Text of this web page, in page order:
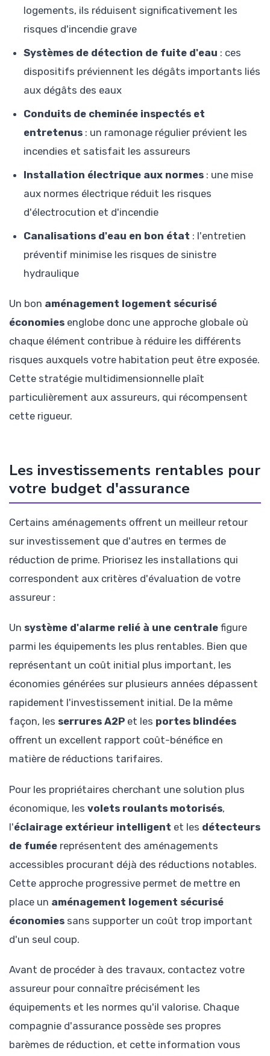
logements, ils réduisent significativement les
risques d'incendie grave
Systèmes de détection de fuite d'eau : ces
dispositifs préviennent les dégâts importants liés
aux dégâts des eaux
Conduits de cheminée inspectés et
entretenus : un ramonage régulier prévient les
incendies et satisfait les assureurs
Installation électrique aux normes : une mise
aux normes électrique réduit les risques
d'électrocution et d'incendie
Canalisations d'eau en bon état : l'entretien
préventif minimise les risques de sinistre
hydraulique
Un bon aménagement logement sécurisé
économies englobe donc une approche globale où
chaque élément contribue à réduire les différents
risques auxquels votre habitation peut être exposée.
Cette stratégie multidimensionnelle plaît
particulièrement aux assureurs, qui récompensent
cette rigueur.
Les investissements rentables pour
votre budget d'assurance
Certains aménagements offrent un meilleur retour
sur investissement que d'autres en termes de
réduction de prime. Priorisez les installations qui
correspondent aux critères d'évaluation de votre
assureur :
Un système d'alarme relié à une centrale figure
parmi les équipements les plus rentables. Bien que
représentant un coût initial plus important, les
économies générées sur plusieurs années dépassent
rapidement l'investissement initial. De la même
façon, les serrures A2P et les portes blindées
offrent un excellent rapport coût-bénéfice en
matière de réductions tarifaires.
Pour les propriétaires cherchant une solution plus
économique, les volets roulants motorisés,
l'éclairage extérieur intelligent et les détecteurs
de fumée représentent des aménagements
accessibles procurant déjà des réductions notables.
Cette approche progressive permet de mettre en
place un aménagement logement sécurisé
économies sans supporter un coût trop important
d'un seul coup.
Avant de procéder à des travaux, contactez votre
assureur pour connaître précisément les
équipements et les normes qu'il valorise. Chaque
compagnie d'assurance possède ses propres
barèmes de réduction, et cette information vous